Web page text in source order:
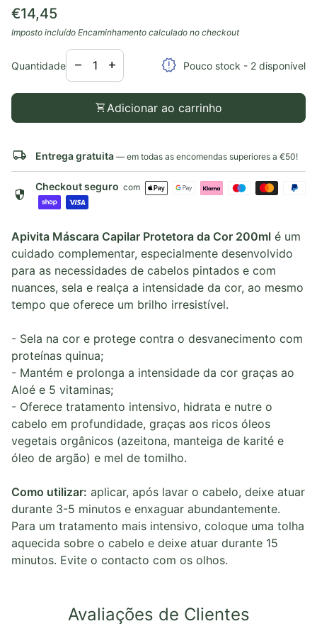
Preço normal
€14,45
Imposto incluído Encaminhamento calculado no checkout
Quantidade
Diminuir a quantidade para
remove
Aumentar a quantidade para
add release_alert Pouco stock - 2 disponível
shopping_cartAdicionar ao carrinho
local_shipping Entrega gratuita — em todas as encomendas superiores a €50!
security Checkout seguro com
Apivita Máscara Capilar Protetora da Cor 200ml é um
cuidado complementar, especialmente desenvolvido
para as necessidades de cabelos pintados e com
nuances, sela e realça a intensidade da cor, ao mesmo
tempo que oferece um brilho irresistível.
- Sela na cor e protege contra o desvanecimento com
proteínas quinua;
- Mantém e prolonga a intensidade da cor graças ao
Aloé e 5 vitaminas;
- Oferece tratamento intensivo, hidrata e nutre o
cabelo em profundidade, graças aos ricos óleos
vegetais orgânicos (azeitona, manteiga de karité e
óleo de argão) e mel de tomilho.
Como utilizar: aplicar, após lavar o cabelo, deixe atuar
durante 3-5 minutos e enxaguar abundantemente.
Para um tratamento mais intensivo, coloque uma tolha
aquecida sobre o cabelo e deixe atuar durante 15
minutos. Evite o contacto com os olhos.
Avaliações de Clientes